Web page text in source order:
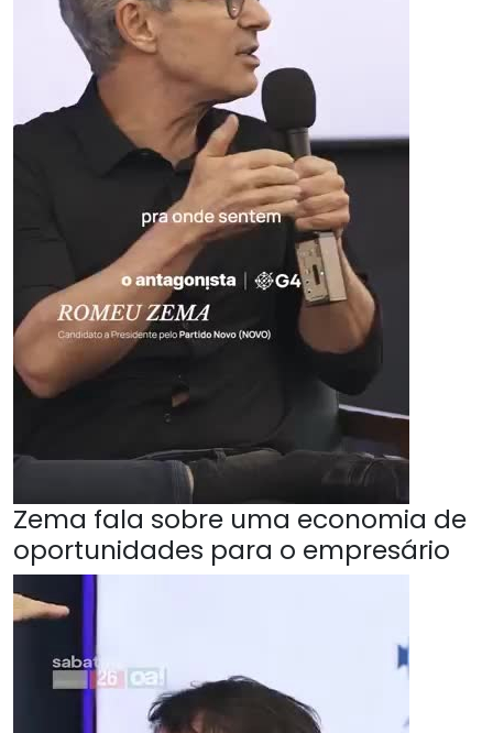
Zema fala sobre uma economia de
oportunidades para o empresário